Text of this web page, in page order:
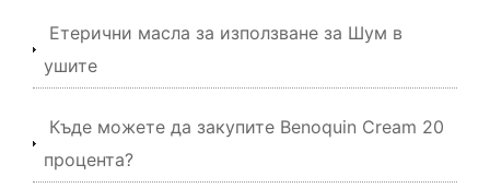
Етерични масла за използване за Шум в
ушите
Къде можете да закупите Benoquin Cream 20
процента?